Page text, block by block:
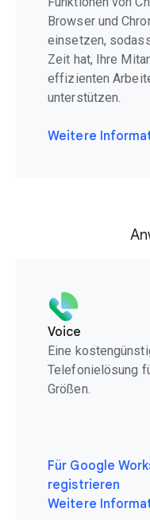
Browser und
einsetzen,
Zeit hat, Ihre
effizienten
unterstützen.
Weitere
Voice
Eine
Telefonielösung
Größen.
Für Google
registrieren
Weitere